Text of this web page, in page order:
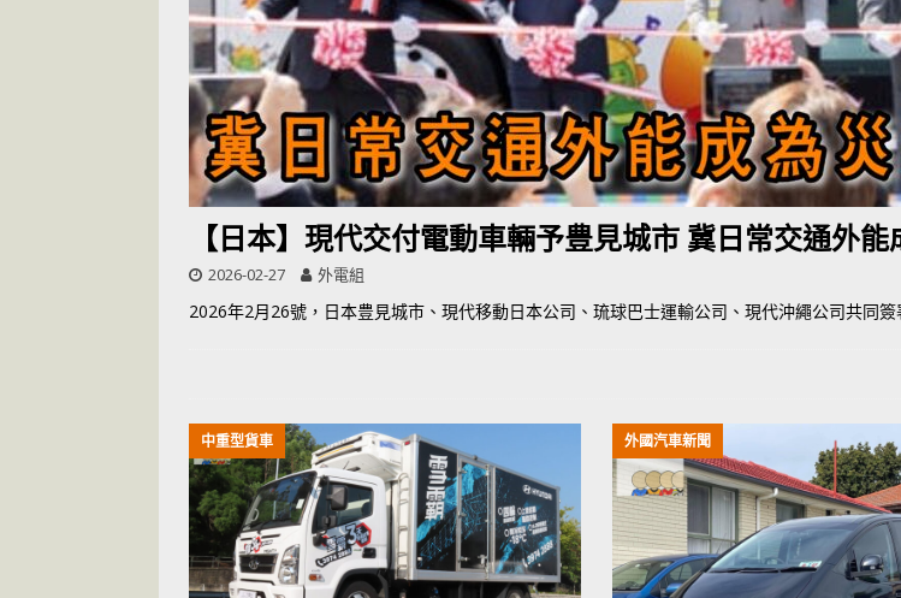
[ 2026-05-24 ]
UBER 香港七宗罪之「第四宗罪」Mission Impossible 但
你！
交通評論
[ 2026-07-14 ]
荃灣路荔景新出口日日撞，預咗㗎啦 交通評論
【日本】現代交付電動車輛予豊見城市 冀日常交通外能
2026-02-27 外電組
2026年2月26號，日本豊見城市、現代移動日本公司、琉球巴士運輸公司、現代沖繩公司共同
中重型貨車 外國汽車新聞